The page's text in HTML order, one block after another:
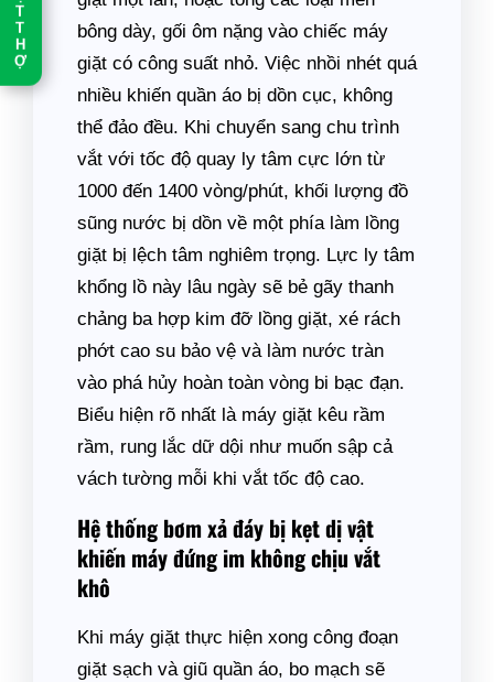
T
T
H
Ợ
bông dày, gối ôm nặng vào chiếc máy
giặt có công suất nhỏ. Việc nhồi nhét quá
nhiều khiến quần áo bị dồn cục, không
thể đảo đều. Khi chuyển sang chu trình
vắt với tốc độ quay ly tâm cực lớn từ
1000 đến 1400 vòng/phút, khối lượng đồ
sũng nước bị dồn về một phía làm lồng
giặt bị lệch tâm nghiêm trọng. Lực ly tâm
khổng lồ này lâu ngày sẽ bẻ gãy thanh
chảng ba hợp kim đỡ lồng giặt, xé rách
phớt cao su bảo vệ và làm nước tràn
vào phá hủy hoàn toàn vòng bi bạc đạn.
Biểu hiện rõ nhất là máy giặt kêu rầm
rầm, rung lắc dữ dội như muốn sập cả
vách tường mỗi khi vắt tốc độ cao.
Hệ thống bơm xả đáy bị kẹt dị vật
khiến máy đứng im không chịu vắt
khô
Khi máy giặt thực hiện xong công đoạn
giặt sạch và giũ quần áo, bo mạch sẽ